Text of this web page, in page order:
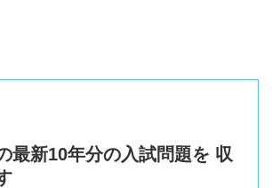
最新10年分の入試問題を 収